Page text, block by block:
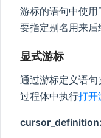
游标的语句中使
要指定别名用来后
显式游标
通过游标定义语
过程体中执行打开